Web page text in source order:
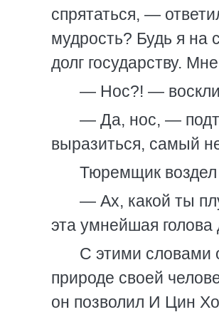
спрятаться, —
мудрость? Будь я на
долг государству.
— Нос?! —
— Да, нос, —
выразиться, самый
Тюремщик воздел
— Ах, какой ты
эта умнейшая голова
С этими словами
природе своей
он позволил И Цин